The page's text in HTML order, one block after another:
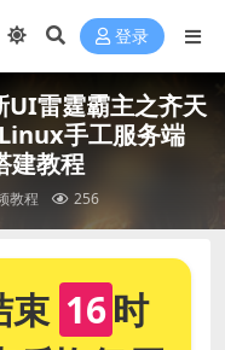
登录
UI雷霆霸主之齐天
手工服务端
建教程
教程 256
束 16时